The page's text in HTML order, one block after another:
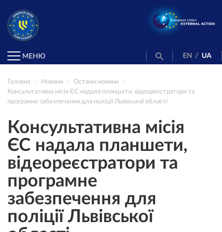
МЕНЮ EN / UA
Головна Новини
Останні новини
Консультативна місія ЄС надала планшети, відеореєстратори та
програмне забезпечення для поліції Львівської області
Консультативна місія
ЄС надала планшети,
відеореєстратори та
програмне
забезпечення для
поліції Львівської